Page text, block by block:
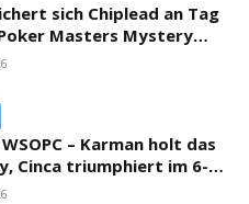
sich Chiplead an Tag
Masters Mystery
– Karman holt das
Cinca triumphiert im 6-